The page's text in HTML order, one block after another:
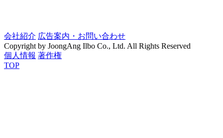
会社紹介 広告案内・お問い合わせ
Copyright by JoongAng Ilbo Co., Ltd. All Rights Reserved
個人情報 著作権
TOP